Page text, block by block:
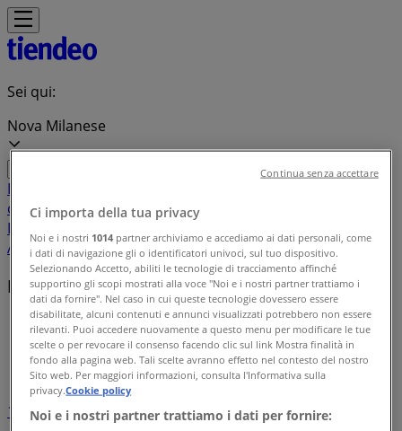
Sei qui:
Nova Milanese
In Evidenza
casa e corpo Bricolage Arredamento
Benessere
AssicurazioniViaggiRistorantiServizi
Marchi locali
Tiendeo a Nova Milanese»
Indice delle marche
1
Ci importa della tua privacy
Noi e i nostri 1014 partner archiviamo e accediamo ai dati personali, come
i dati di navigazione gli o identificatori univoci, sul tuo dispositivo.
Selezionando Accetto, abiliti le tecnologie di tracciamento affinché
supportino gli scopi mostrati alla voce "Noi e i nostri partner trattiamo i
dati da fornire". Nel caso in cui queste tecnologie dovessero essere
disabilitate, alcuni contenuti e annunci visualizzati potrebbero non essere
rilevanti. Puoi accedere nuovamente a questo menu per modificare le tue
scelte o per revocare il consenso facendo clic sul link Mostra finalità in
fondo alla pagina web. Tali scelte avranno effetto nel contesto del nostro
Sito web. Per maggiori informazioni, consulta l'Informativa sulla
privacy.Cookie policy
Noi e i nostri partner trattiamo i dati per fornire:
Continua senza accettare